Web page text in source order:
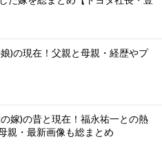
)の現在！父親と母親・経歴やプ
嫁)の昔と現在！福永祐一との熱
親・最新画像も総まとめ